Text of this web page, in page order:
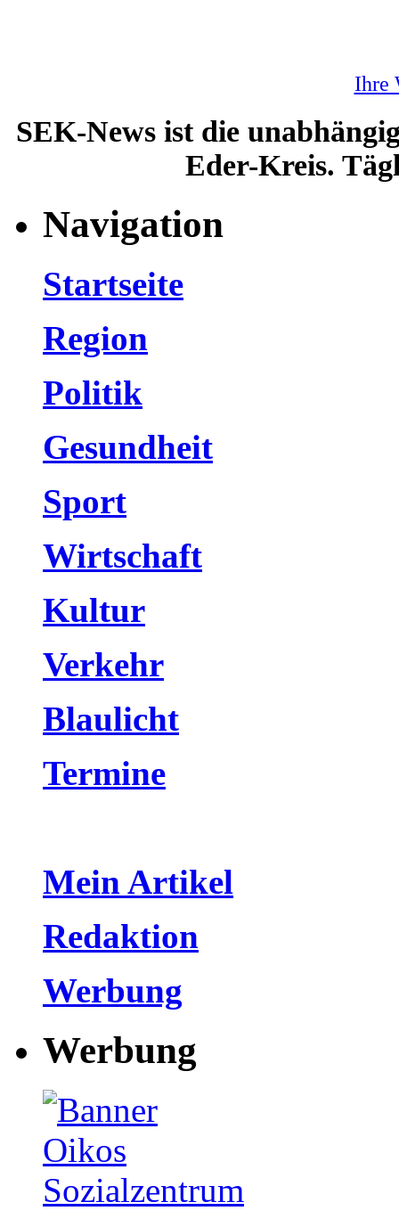
Ihre
SEK-News ist die
Eder-Kreis.
Navigation
Startseite
Region
Politik
Gesundheit
Sport
Wirtschaft
Kultur
Verkehr
Blaulicht
Termine
Mein Artikel
Redaktion
Werbung
Werbung